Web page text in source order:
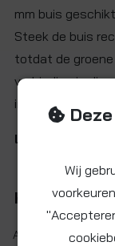
mm buis
Steek de buis
totdat de
verbinding is
installatie blijft
Let op:
Kenmerken
Artikelnr.:
Wij